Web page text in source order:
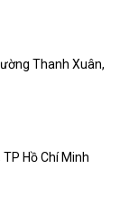
Thanh Xuân,
Hồ Chí Minh